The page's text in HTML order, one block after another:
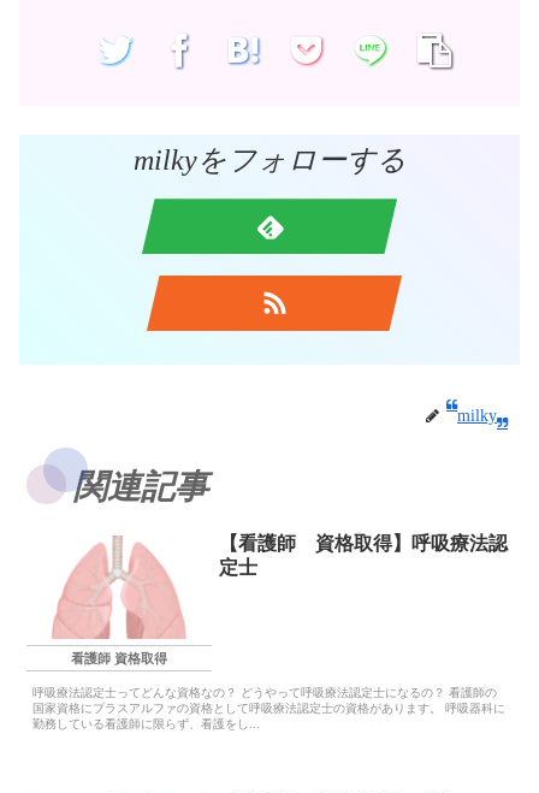
milkyをフォローする
milky
関連記事
看護師 資格取得
【看護師 資格取得】呼吸療法認
定士
呼吸療法認定士ってどんな資格なの？ どうやって呼吸療法認定士になるの？ 看護師の
国家資格にプラスアルファの資格として呼吸療法認定士の資格があります。 呼吸器科に
勤務している看護師に限らず、看護をし...